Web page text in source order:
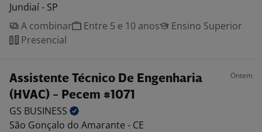
Jundiaí - SP
A combinar
Entre 5 e 10 anos
Ensino Superior
Presencial
Assistente Técnico De Engenharia
(HVAC) - Pecem #1071
Ontem
GS BUSINESS
São Gonçalo do Amarante - CE